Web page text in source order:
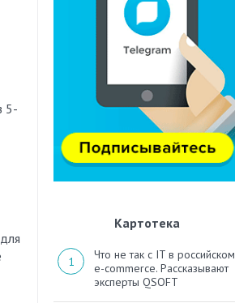
5-
Картотека
Что не так с IT в российском
e-commerce. Рассказывают
эксперты QSOFT